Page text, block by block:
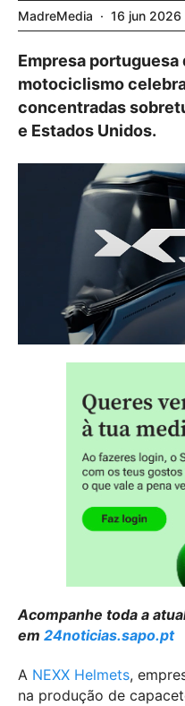
MadreMedia 16 jun 2026
Empresa
motociclismo
concentradas
e Estados Unidos.
Acompanhe toda a
em 24noticias.sapo.pt
A NEXX Helmets,
na produção de